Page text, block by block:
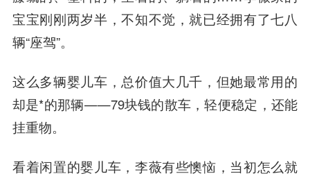
宝宝刚刚两岁半，不知不觉，就已经拥有了七八
辆“座驾”。
这么多辆婴儿车，总价值大几千，但她最常用的
却是*的那辆——79块钱的散车，轻便稳定，还能
挂重物。
看着闲置的婴儿车，李薇有些懊恼，当初怎么就